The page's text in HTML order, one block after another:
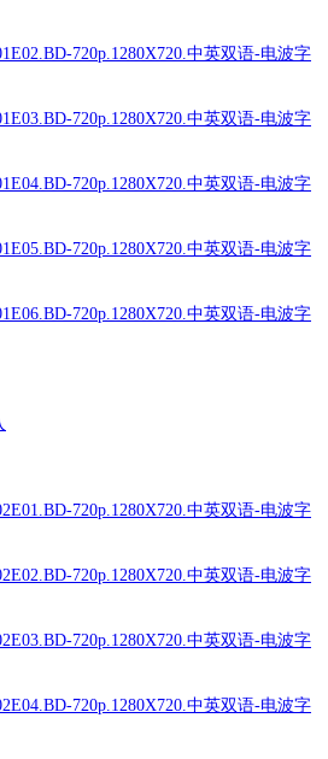
720p.1280X720.中英双语-电波字
720p.1280X720.中英双语-电波字
720p.1280X720.中英双语-电波字
720p.1280X720.中英双语-电波字
720p.1280X720.中英双语-电波字
720p.1280X720.中英双语-电波字
720p.1280X720.中英双语-电波字
720p.1280X720.中英双语-电波字
720p.1280X720.中英双语-电波字